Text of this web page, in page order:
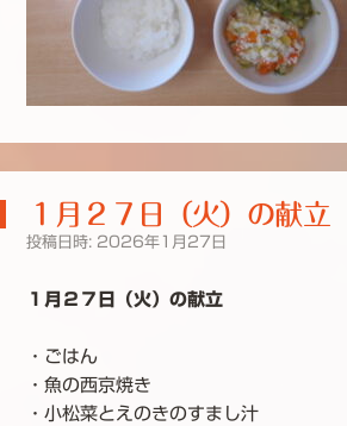
１月２７日（火）の献立
投稿日時: 2026年1月27日
１月２７日（火）の献立
・ごはん
・魚の西京焼き
・小松菜とえのきのすまし汁